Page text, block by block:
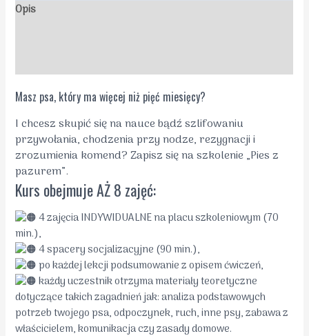
Opis
Masz psa, który ma więcej niż pięć miesięcy?
I chcesz skupić się na nauce bądź szlifowaniu
przywołania, chodzenia przy nodze, rezygnacji i
zrozumienia komend? Zapisz się na szkolenie „Pies z
pazurem”.
Kurs obejmuje AŻ 8 zajęć:
4 zajęcia INDYWIDUALNE na placu szkoleniowym (70
min.),
4 spacery socjalizacyjne (90 min.),
po każdej lekcji podsumowanie z opisem ćwiczeń,
każdy uczestnik otrzyma materiały teoretyczne
dotyczące takich zagadnień jak: analiza podstawowych
potrzeb twojego psa, odpoczynek, ruch, inne psy, zabawa z
właścicielem, komunikacja czy zasady domowe.